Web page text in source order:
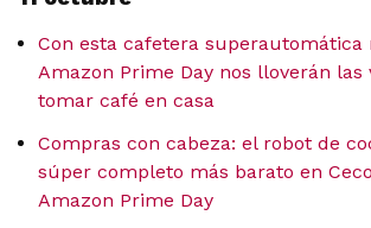
Con esta cafetera superautomática
Amazon Prime Day nos lloverán las
tomar café en casa
Compras con cabeza: el robot de
súper completo más barato en
Amazon Prime Day